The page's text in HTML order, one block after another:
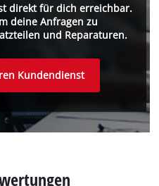
direkt für dich erreichbar.
deine Anfragen zu
und Reparaturen.
Kundendienst